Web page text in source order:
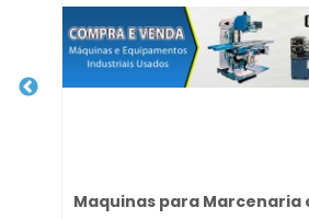
Maquinas para Marcenaria